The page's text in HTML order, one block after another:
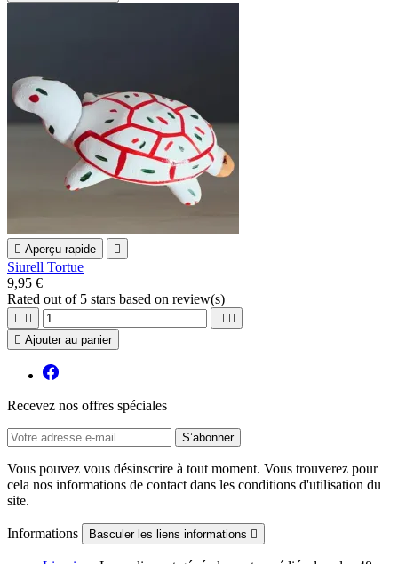
 Aperçu rapide 
Siurell Tortue
9,95 €
Rated out of 5 stars based on review(s)
   
 Ajouter au panier
Recevez nos offres spéciales
Vous pouvez vous désinscrire à tout moment. Vous trouverez pour
cela nos informations de contact dans les conditions d'utilisation du
site.
Informations Basculer les liens informations 